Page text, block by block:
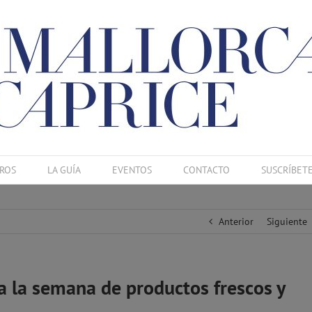
LA GUÍA EVENTOS CONTACTO
Anterior Siguiente
la semana de productos frescos y